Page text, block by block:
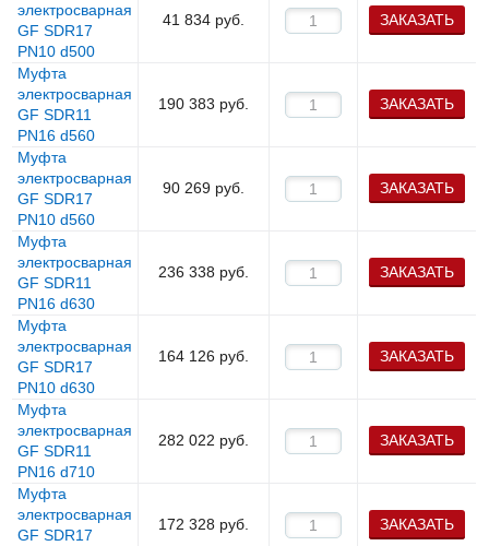
электросварная
GF SDR17
PN10 d500
41 834 руб. ЗАКАЗАТЬ
Муфта
электросварная
GF SDR11
PN16 d560
190 383 руб. ЗАКАЗАТЬ
Муфта
электросварная
GF SDR17
PN10 d560
90 269 руб. ЗАКАЗАТЬ
Муфта
электросварная
GF SDR11
PN16 d630
236 338 руб. ЗАКАЗАТЬ
Муфта
электросварная
GF SDR17
PN10 d630
164 126 руб. ЗАКАЗАТЬ
Муфта
электросварная
GF SDR11
PN16 d710
282 022 руб. ЗАКАЗАТЬ
Муфта
электросварная
GF SDR17
172 328 руб. ЗАКАЗАТЬ